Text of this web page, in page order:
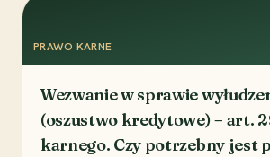
PRAWO KARNE
Wezwanie w sprawie
(oszustwo kredytowe) – art.
karnego. Czy potrzebny jest